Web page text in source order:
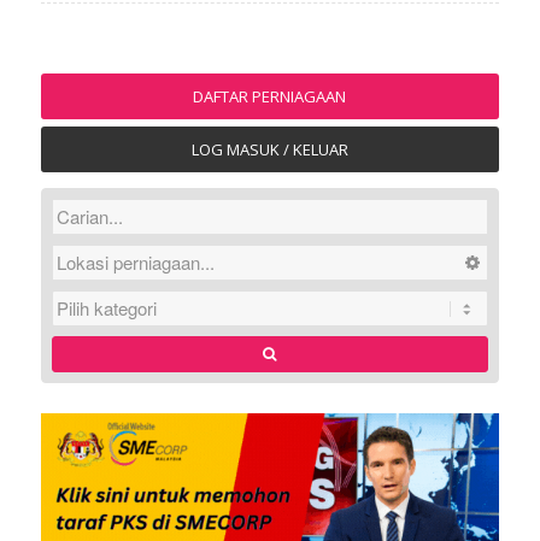
DAFTAR PERNIAGAAN
LOG MASUK / KELUAR